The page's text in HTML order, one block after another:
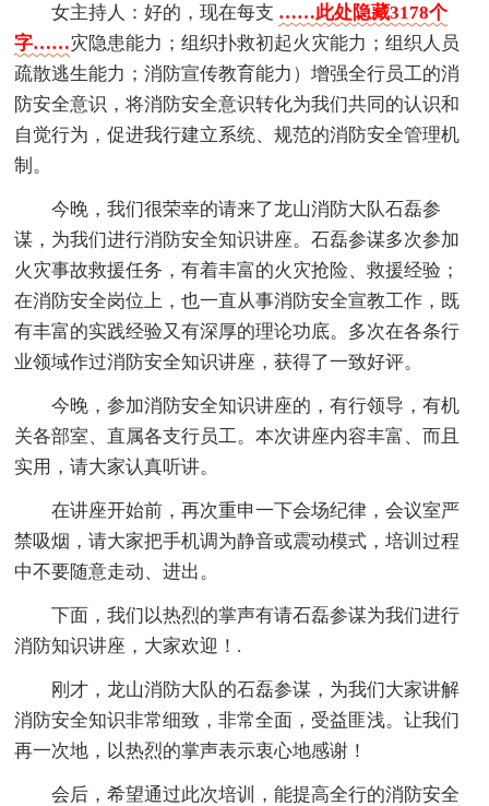
女主持人：好的，现在每支 ……此处隐藏3178个
字……灾隐患能力；组织扑救初起火灾能力；组织人员
疏散逃生能力；消防宣传教育能力）增强全行员工的消
防安全意识，将消防安全意识转化为我们共同的认识和
自觉行为，促进我行建立系统、规范的消防安全管理机
制。
今晚，我们很荣幸的请来了龙山消防大队石磊参
谋，为我们进行消防安全知识讲座。石磊参谋多次参加
火灾事故救援任务，有着丰富的火灾抢险、救援经验；
在消防安全岗位上，也一直从事消防安全宣教工作，既
有丰富的实践经验又有深厚的理论功底。多次在各条行
业领域作过消防安全知识讲座，获得了一致好评。
今晚，参加消防安全知识讲座的，有行领导，有机
关各部室、直属各支行员工。本次讲座内容丰富、而且
实用，请大家认真听讲。
在讲座开始前，再次重申一下会场纪律，会议室严
禁吸烟，请大家把手机调为静音或震动模式，培训过程
中不要随意走动、进出。
下面，我们以热烈的掌声有请石磊参谋为我们进行
消防知识讲座，大家欢迎！.
刚才，龙山消防大队的石磊参谋，为我们大家讲解
消防安全知识非常细致，非常全面，受益匪浅。让我们
再一次地，以热烈的掌声表示衷心地感谢！
会后，希望通过此次培训，能提高全行的消防安全